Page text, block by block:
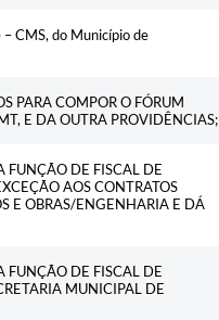
CMS, do Município de
PARA COMPOR O FÓRUM
E DA OUTRA PROVIDÊNCIAS;
FUNÇÃO DE FISCAL DE
AOS CONTRATOS
E OBRAS/ENGENHARIA E DÁ
FUNÇÃO DE FISCAL DE
MUNICIPAL DE